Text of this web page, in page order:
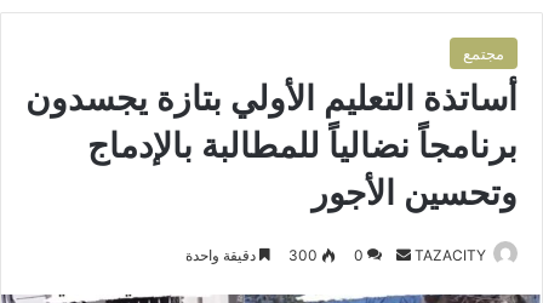
مجتمع
أساتذة التعليم الأولي بتازة يجسدون
برنامجاً نضالياً للمطالبة بالإدماج
وتحسين الأجور
TAZACITY
0
300 دقيقة واحدة